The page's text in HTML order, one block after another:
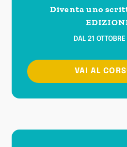
Diventa uno
DAL 21
VAI AL